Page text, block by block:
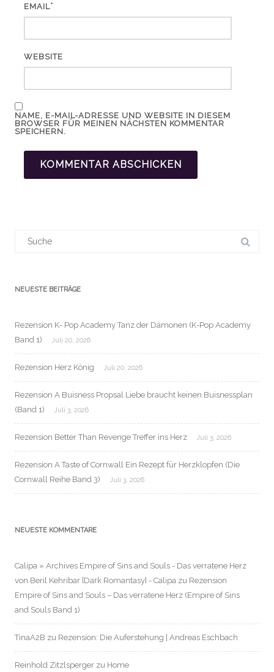
EMAIL*
WEBSITE
NAME, E-MAIL-ADRESSE UND WEBSITE IN DIESEM
BROWSER FÜR MEINEN NÄCHSTEN KOMMENTAR
SPEICHERN.
NEUESTE BEITRÄGE
Rezension K- Pop Academy Tanz der Dämonen (K-Pop Academy
Band 1)
Juli 20, 2026
Rezension Herz König Juli 20, 2026
Rezension A Buisness Propsal Liebe braucht keinen Buisnessplan
(Band 1)
Juli 3, 2026
Rezension Better Than Revenge Treffer ins Herz Juli 3, 2026
Rezension A Taste of Cornwall Ein Rezept für Herzklopfen (Die
Cornwall Reihe Band 3)
Juli 3, 2026
NEUESTE KOMMENTARE
Calipa » Archives Empire of Sins and Souls - Das verratene Herz
von Beril Kehribar [Dark Romantasy] - Calipa zu Rezension
Empire of Sins and Souls – Das verratene Herz (Empire of Sins
and Souls Band 1)
TinaA2B zu Rezension: Die Auferstehung | Andreas Eschbach
Reinhold Zitzlsperger zu Home